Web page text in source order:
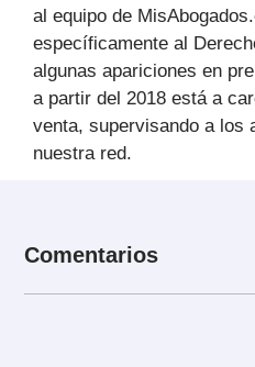
al equipo de
específicamente al
algunas apariciones en
a partir del 2018 está a
venta, supervisando a los
nuestra red.
Comentarios